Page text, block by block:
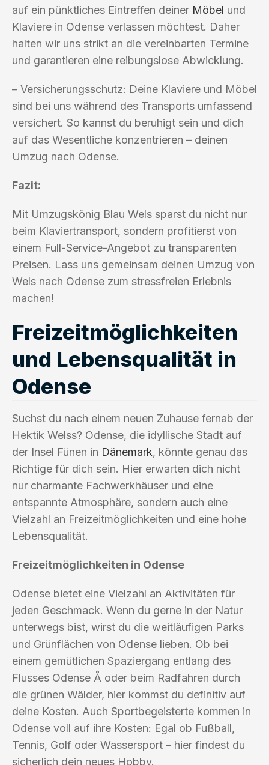
auf ein pünktliches Eintreffen deiner Möbel und
Klaviere in Odense verlassen möchtest. Daher
halten wir uns strikt an die vereinbarten Termine
und garantieren eine reibungslose Abwicklung.
– Versicherungsschutz: Deine Klaviere und Möbel
sind bei uns während des Transports umfassend
versichert. So kannst du beruhigt sein und dich
auf das Wesentliche konzentrieren – deinen
Umzug nach Odense.
Fazit:
Mit Umzugskönig Blau Wels sparst du nicht nur
beim Klaviertransport, sondern profitierst von
einem Full-Service-Angebot zu transparenten
Preisen. Lass uns gemeinsam deinen Umzug von
Wels nach Odense zum stressfreien Erlebnis
machen!
Freizeitmöglichkeiten
und Lebensqualität in
Odense
Suchst du nach einem neuen Zuhause fernab der
Hektik Welss? Odense, die idyllische Stadt auf
der Insel Fünen in Dänemark, könnte genau das
Richtige für dich sein. Hier erwarten dich nicht
nur charmante Fachwerkhäuser und eine
entspannte Atmosphäre, sondern auch eine
Vielzahl an Freizeitmöglichkeiten und eine hohe
Lebensqualität.
Freizeitmöglichkeiten in Odense
Odense bietet eine Vielzahl an Aktivitäten für
jeden Geschmack. Wenn du gerne in der Natur
unterwegs bist, wirst du die weitläufigen Parks
und Grünflächen von Odense lieben. Ob bei
einem gemütlichen Spaziergang entlang des
Flusses Odense Å oder beim Radfahren durch
die grünen Wälder, hier kommst du definitiv auf
deine Kosten. Auch Sportbegeisterte kommen in
Odense voll auf ihre Kosten: Egal ob Fußball,
Tennis, Golf oder Wassersport – hier findest du
sicherlich dein neues Hobby.